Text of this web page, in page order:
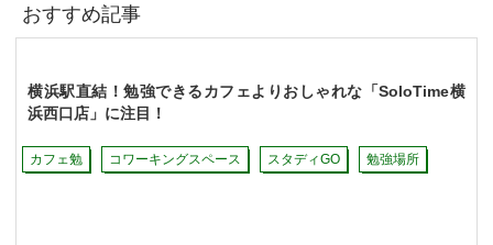
おすすめ記事
横浜駅直結！勉強できるカフェよりおしゃれな「SoloTime横
浜西口店」に注目！
カフェ勉 コワーキングスペース スタディGO 勉強場所